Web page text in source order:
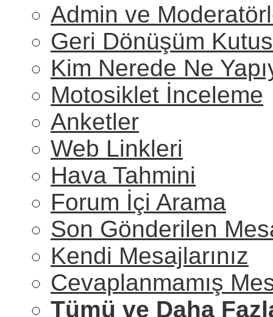
Admin ve
Geri Dönüşüm
Kim Nerede Ne
Motosiklet İnceleme
Anketler
Web Linkleri
Hava Tahmini
Forum İçi Arama
Son Gönderilen
Kendi Mesajlarınız
Cevaplanmamış
Tümü ve Daha